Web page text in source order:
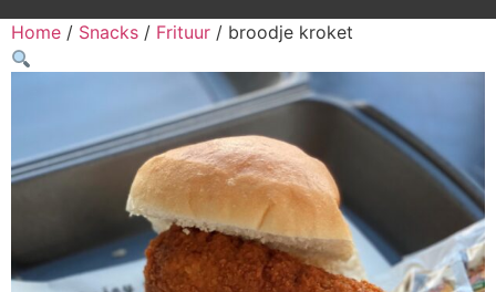
Home / Snacks / Frituur / broodje kroket